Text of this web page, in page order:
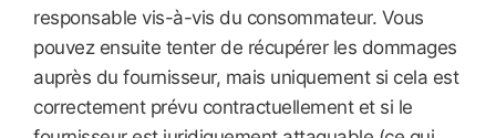
responsable vis-à-vis du consommateur. Vous
pouvez ensuite tenter de récupérer les dommages
auprès du fournisseur, mais uniquement si cela est
correctement prévu contractuellement et si le